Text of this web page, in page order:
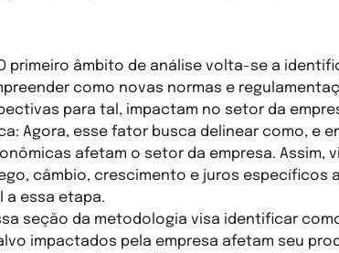
primeiro âmbito de análise volta-se a
como novas normas e
para tal, impactam no setor da
Agora, esse fator busca delinear como, e
afetam o setor da empresa. Assim,
câmbio, crescimento e juros específicos
a essa etapa.
seção da metodologia visa identificar
impactados pela empresa afetam seu